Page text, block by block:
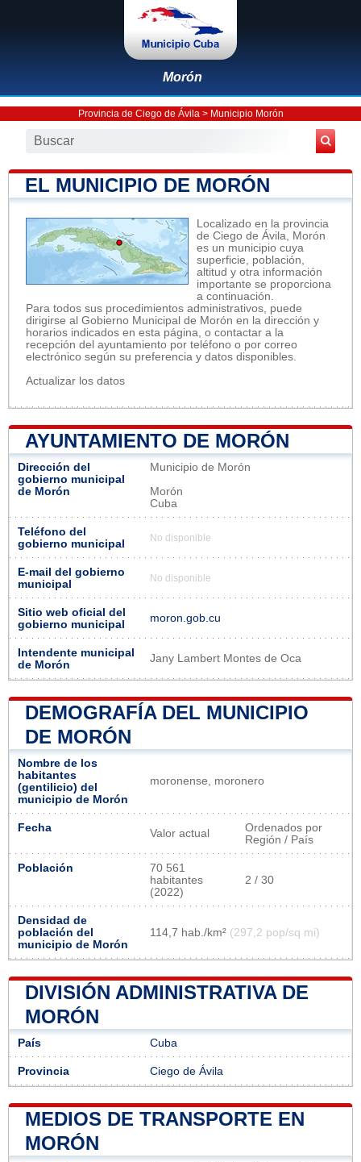
Morón
Provincia de Ciego de Ávila > Municipio Morón
EL MUNICIPIO DE MORÓN
Localizado en la provincia
de Ciego de Ávila, Morón
es un municipio cuya
superficie, población,
altitud y otra información
importante se proporciona
a continuación.
Para todos sus procedimientos administrativos, puede
dirigirse al Gobierno Municipal de Morón en la dirección y
horarios indicados en esta página, o contactar a la
recepción del ayuntamiento por teléfono o por correo
electrónico según su preferencia y datos disponibles.
Actualizar los datos
AYUNTAMIENTO DE MORÓN
Dirección del
gobierno municipal
de Morón
Municipio de Morón
Morón
Cuba
Teléfono del
gobierno municipal
No disponible
E-mail del gobierno
municipal
No disponible
Sitio web oficial del
gobierno municipal
moron.gob.cu
Intendente municipal
de Morón
Jany Lambert Montes de Oca
DEMOGRAFÍA DEL MUNICIPIO
DE MORÓN
Nombre de los
habitantes
(gentilicio) del
municipio de Morón
moronense, moronero
Fecha Valor actual
Ordenados por
Región / País
Población
70 561
habitantes
(2022)
2 / 30
Densidad de
población del
municipio de Morón
114,7 hab./km² (297,2 pop/sq mi)
DIVISIÓN ADMINISTRATIVA DE
MORÓN
País Cuba
Provincia Ciego de Ávila
MEDIOS DE TRANSPORTE EN
MORÓN